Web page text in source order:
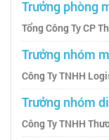
Trưởng phòng
Tổng Công Ty CP
Trưởng nhóm
Công Ty TNHH
Trưởng nhóm
Công Ty TNHH